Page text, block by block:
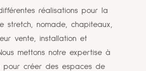
réalisations pour la
stretch, nomade, chapiteaux,
vente, installation et
mettons notre expertise à
pour créer des espaces de